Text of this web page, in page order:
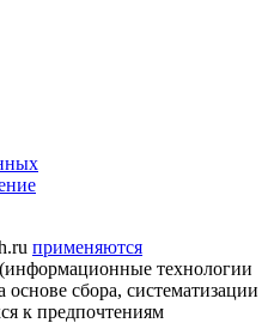
применяются
(информационные технологии
сбора, систематизации
к предпочтениям